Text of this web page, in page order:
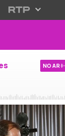
NO AR